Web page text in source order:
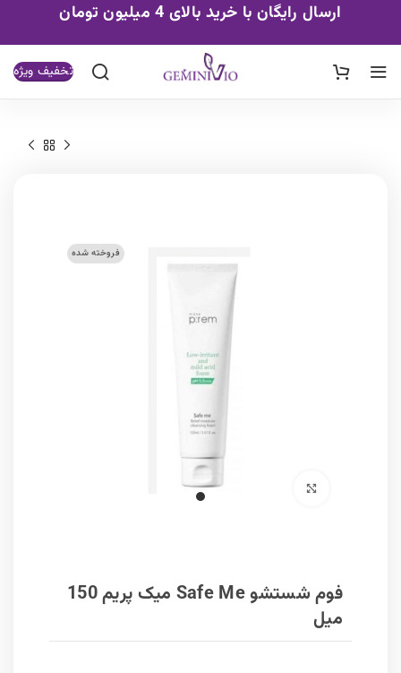
ارسال رایگان با خرید بالای 4 میلیون تومان
تخفیف ویژه
فروخته شده
برای بزرگنمایی کلیک کنید
فوم شستشو Safe Me میک پریم 150
میل